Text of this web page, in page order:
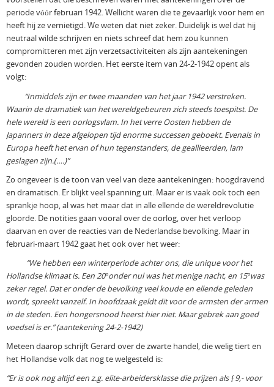
periode vóór februari 1942. Wellicht waren die te gevaarlijk voor hem en
heeft hij ze vernietigd. We weten dat niet zeker. Duidelijk is wel dat hij
neutraal wilde schrijven en niets schreef dat hem zou kunnen
compromitteren met zijn verzetsactiviteiten als zijn aantekeningen
gevonden zouden worden. Het eerste item van 24-2-1942 opent als
volgt:
“Inmiddels zijn er twee maanden van het jaar 1942 verstreken.
Waarin de dramatiek van het wereldgebeuren zich steeds toespitst. De
hele wereld is een oorlogsvlam. In het verre Oosten hebben de
Japanners in deze afgelopen tijd enorme successen geboekt. Evenals in
Europa heeft het ervan of hun tegenstanders, de geallieerden, lam
geslagen zijn.(….)”
Zo ongeveer is de toon van veel van deze aantekeningen: hoogdravend
en dramatisch. Er blijkt veel spanning uit. Maar er is vaak ook toch een
sprankje hoop, al was het maar dat in alle ellende de wereldrevolutie
gloorde. De notities gaan vooral over de oorlog, over het verloop
daarvan en over de reacties van de Nederlandse bevolking. Maar in
februari-maart 1942 gaat het ook over het weer:
“We hebben een winterperiode achter ons, die unique voor het
Hollandse klimaat is. Een 20°onder nul was het menige nacht, en 15°was
zeker regel. Dat er onder de bevolking veel koude en ellende geleden
wordt, spreekt vanzelf. In hoofdzaak geldt dit voor de armsten der armen
in de steden. Een hongersnood heerst hier niet. Maar gebrek aan goed
voedsel is er.” (aantekening 24-2-1942)
Meteen daarop schrijft Gerard over de zwarte handel, die welig tiert en
het Hollandse volk dat nog te welgesteld is:
“Er is ook nog altijd een z.g. elite-arbeidersklasse die prijzen als ƒ9,- voor